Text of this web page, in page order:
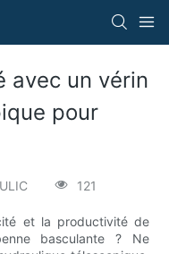
avec un vérin
pour
121
et la productivité de
basculante ? Ne